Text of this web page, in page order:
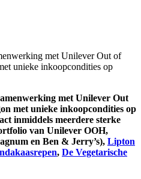
met Unilever Out of
unieke inkoopcondities op
met Unilever Out
met unieke inkoopcondities op
inmiddels meerdere sterke
van Unilever OOH,
en Ben & Jerry’s), Lipton
, De Vegetarische